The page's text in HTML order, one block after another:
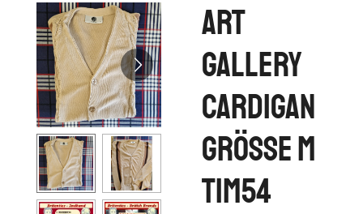
Art
Gallery
Cardigan
Grösse M
TIM54